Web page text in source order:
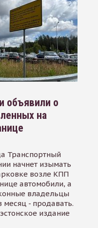
объявили о
на
Транспортный
начнет изымать
возле КПП
автомобили, а
владельцы
месяц - продавать.
издание